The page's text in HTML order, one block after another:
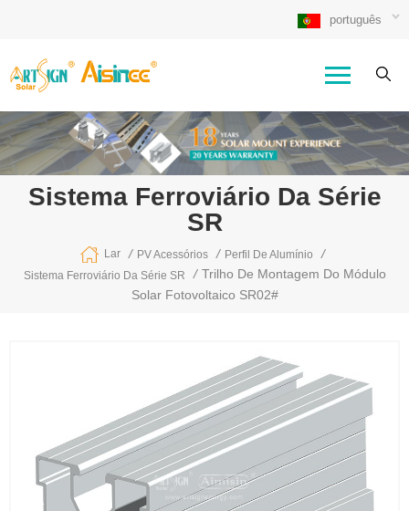
português
Sistema Ferroviário Da Série
SR
Lar / PV Acessórios / Perfil De Alumínio /
Sistema Ferroviário Da Série SR / Trilho De Montagem Do Módulo
Solar Fotovoltaico SR02#